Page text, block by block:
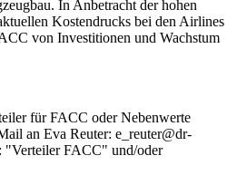
In Anbetracht der hohen
Kostendrucks bei den Airlines
von Investitionen und Wachstum
für FACC oder Nebenwerte
an Eva Reuter: e_reuter@dr-
"Verteiler FACC" und/oder